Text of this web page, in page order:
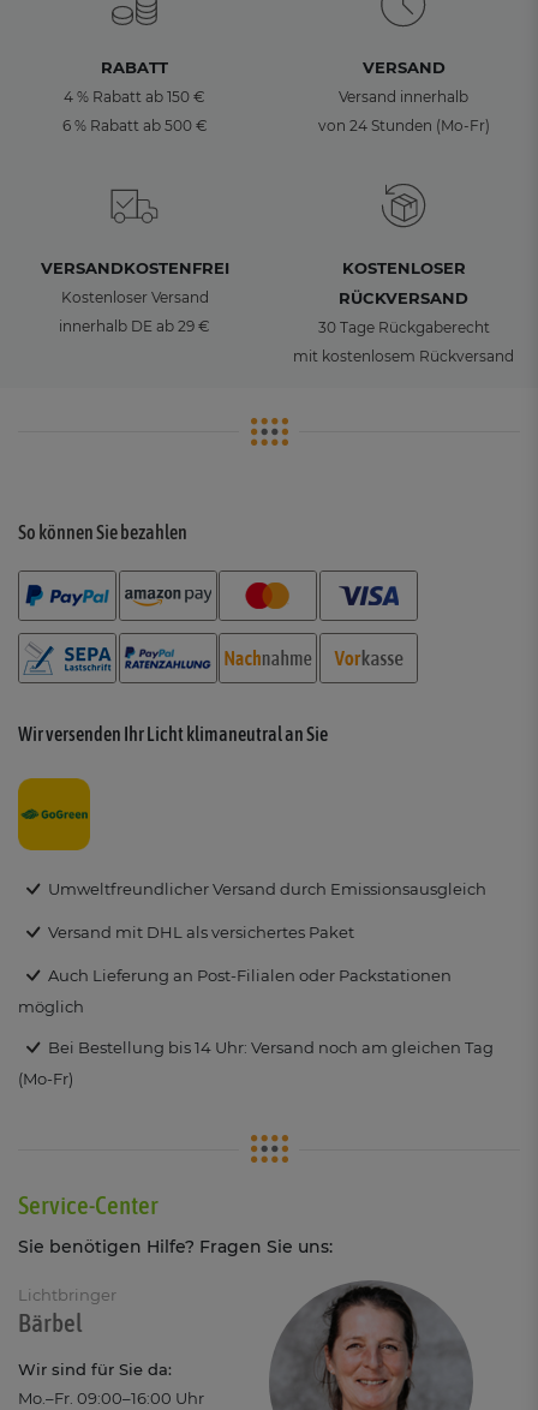
RABATT
4 % Rabatt ab 150 €
6 % Rabatt ab 500 €
VERSAND
Versand innerhalb
von 24 Stunden (Mo-Fr)
VERSANDKOSTENFREI
Kostenloser Versand
innerhalb DE ab 29 €
KOSTENLOSER
RÜCKVERSAND
30 Tage Rückgaberecht
mit kostenlosem Rückversand
So können Sie bezahlen
Wir versenden Ihr Licht klimaneutral an Sie
Umweltfreundlicher Versand durch Emissionsausgleich
Versand mit DHL als versichertes Paket
Auch Lieferung an Post-Filialen oder Packstationen
möglich
Bei Bestellung bis 14 Uhr: Versand noch am gleichen Tag
(Mo-Fr)
Service-Center
Sie benötigen Hilfe? Fragen Sie uns:
Lichtbringer
Bärbel
Wir sind für Sie da:
Mo.–Fr. 09:00–16:00 Uhr